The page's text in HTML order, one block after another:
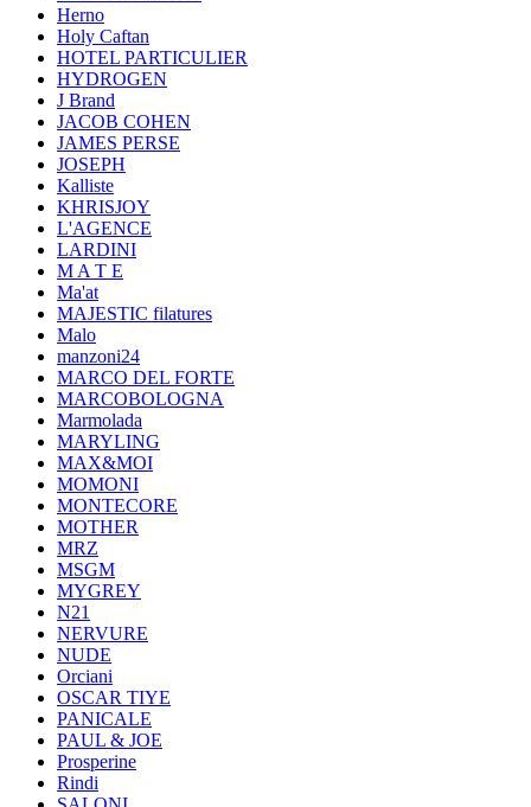
Herno
Holy Caftan
HOTEL PARTICULIER
HYDROGEN
J Brand
JACOB COHEN
JAMES PERSE
JOSEPH
Kalliste
KHRISJOY
L'AGENCE
LARDINI
M A T E
Ma'at
MAJESTIC filatures
Malo
manzoni24
MARCO DEL FORTE
MARCOBOLOGNA
Marmolada
MARYLING
MAX&MOI
MOMONI
MONTECORE
MOTHER
MRZ
MSGM
MYGREY
N21
NERVURE
NUDE
Orciani
OSCAR TIYE
PANICALE
PAUL & JOE
Prosperine
Rindi